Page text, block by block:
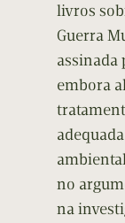
livros
Guerra
assinada
embora
no
na